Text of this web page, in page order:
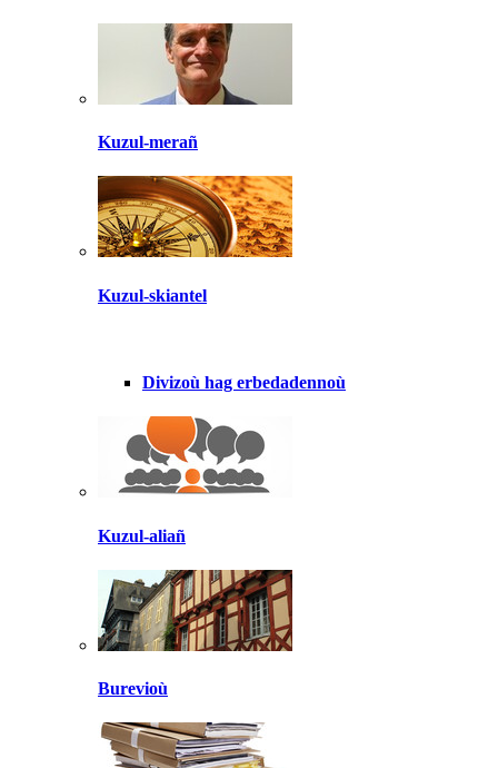
Kuzul-merañ
Kuzul-skiantel
Divizoù hag erbedadennoù
Kuzul-aliañ
Burevioù